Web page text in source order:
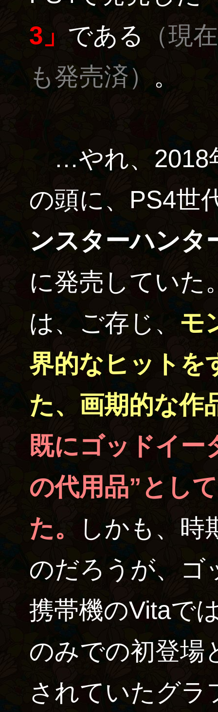
3」 である
（現
も発売済） 。
…やれ、2018
の頭に、PS4世
ンスターハンタ
に発売していた
は、ご存じ、 モ
界的なヒットを
た、画期的な作
既にゴッドイー
の代用品”とし
た。
しかも、時
のだろうが、ゴ
携帯機のVitaで
のみでの初登場
されていたグラ